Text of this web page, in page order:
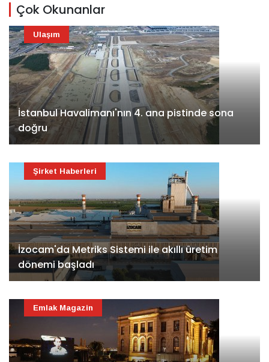
Çok Okunanlar
İstanbul Havalimanı'nın 4. ana pistinde sona
doğru
Ulaşım
İzocam'da Metriks Sistemi ile akıllı üretim
dönemi başladı
Şirket Haberleri
Emlak Magazin